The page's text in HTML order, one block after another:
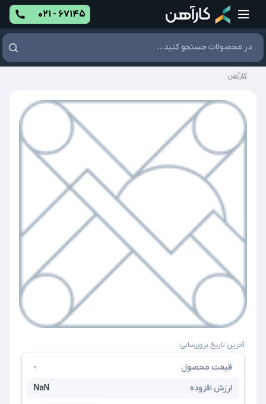
۰۲۱ - ۶۷۱۴۵
کارآهن
آخرین تاریخ بروزرسانی:
قیمت محصول
-
ارزش افزوده
NaN